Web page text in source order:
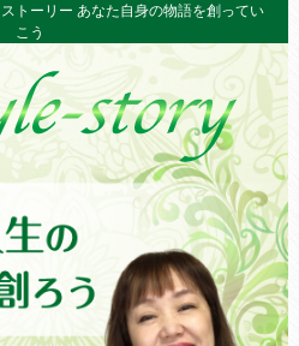
トーリー あなた自身の物語を創ってい
こう